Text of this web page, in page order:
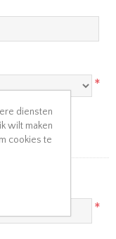
*
*
diensten
wilt maken
cookies te